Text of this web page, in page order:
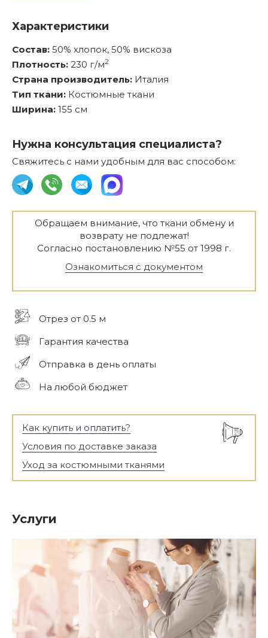
Характеристики
Состав: 50% хлопок, 50% вискоза
Плотность: 230 г/м2
Страна производитель: Италия
Тип ткани: Костюмные ткани
Ширина: 155 см
Нужна консультация специалиста?
Свяжитесь с нами удобным для вас способом:
Обращаем внимание, что ткани обмену и
возврату не подлежат!
Согласно постановлению №55 от 1998 г.
Ознакомиться с документом
Отрез от 0.5 м
Гарантия качества
Отправка в день оплаты
На любой бюджет
Как купить и оплатить?
Условия по доставке заказа
Уход за костюмными тканями
Услуги